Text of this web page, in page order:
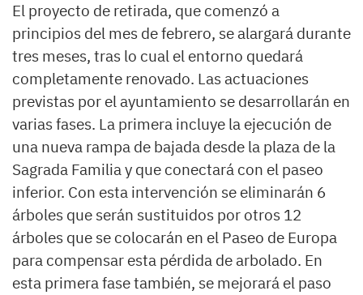
El proyecto de retirada, que comenzó a
principios del mes de febrero, se alargará durante
tres meses, tras lo cual el entorno quedará
completamente renovado. Las actuaciones
previstas por el ayuntamiento se desarrollarán en
varias fases. La primera incluye la ejecución de
una nueva rampa de bajada desde la plaza de la
Sagrada Familia y que conectará con el paseo
inferior. Con esta intervención se eliminarán 6
árboles que serán sustituidos por otros 12
árboles que se colocarán en el Paseo de Europa
para compensar esta pérdida de arbolado. En
esta primera fase también, se mejorará el paso